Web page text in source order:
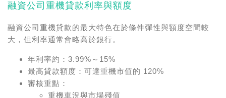
融資公司重機貸款利率與額度
融資公司重機貸款的最大特色在於條件彈性與額度空間較
大，但利率通常會略高於銀行。
年利率約：3.99%～15%
最高貸款額度：可達重機市值的 120%
審核重點：
重機車況與市場殘值